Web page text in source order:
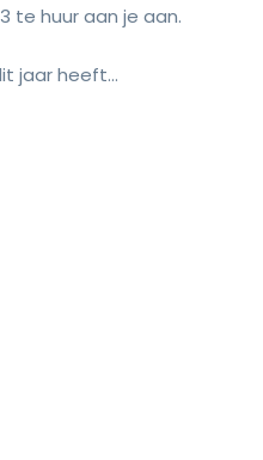
te huur aan je aan.
jaar heeft...